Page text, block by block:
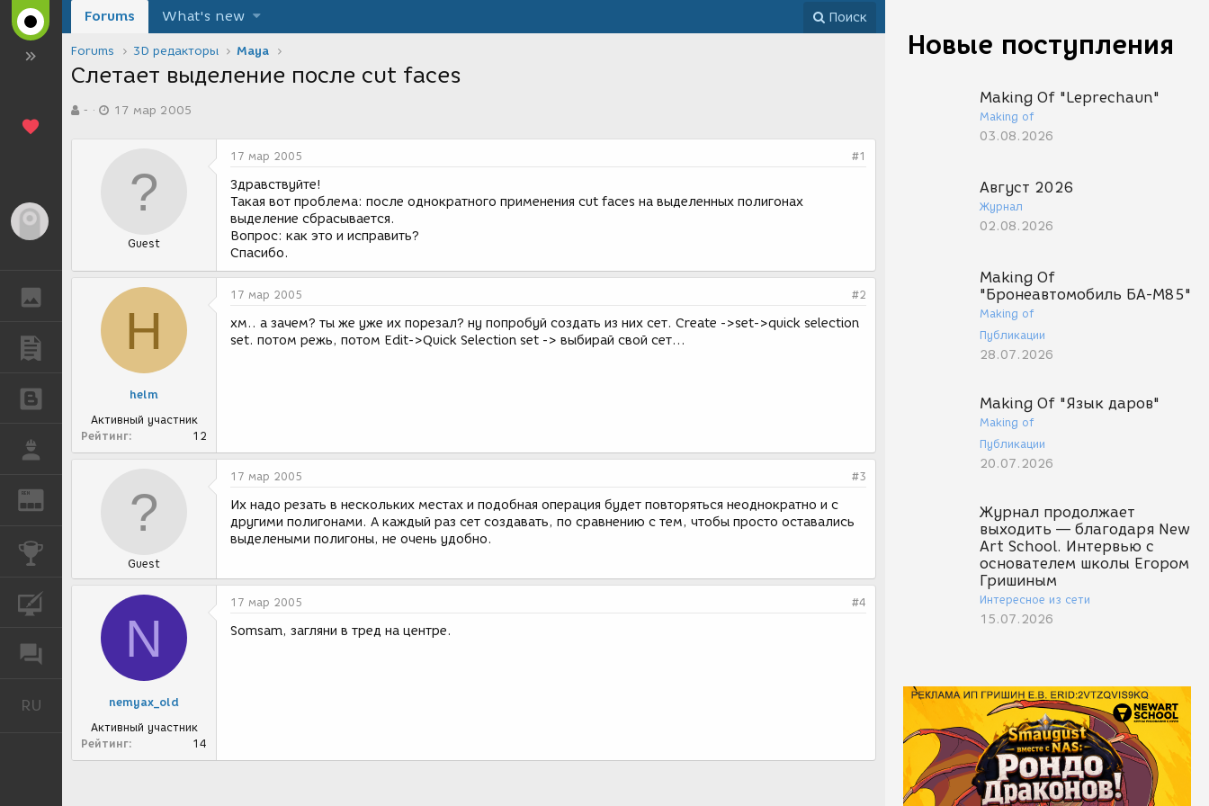
ГАЛЕРЕЯ
ПУБЛИКАЦИИ
REN
ФОРУМ
RU Русский
Новые поступления
Making Of "Leprechaun"
Making of
03.08.2026
Август 2026
Журнал
02.08.2026
Making Of
"Бронеавтомобиль БА-М85"
Making of
Публикации
28.07.2026
Making Of "Язык даров"
Making of
Публикации
20.07.2026
Журнал продолжает
выходить — благодаря New
Art School. Интервью с
основателем школы Егором
Гришиным
Интересное из сети
15.07.2026
Forums What's new Поиск
Forums 3D редакторы Maya
Слетает выделение после cut faces
в-
а
17 мар 2005
Guest
17 мар 2005 #1
Здравствуйте!
Такая вот проблема: после однократного применения cut faces на выделенных полигонах
выделение сбрасывается.
Вопрос: как это и исправить?
Спасибо.
H
helm
Активный участник
Рейтинг
12
17 мар 2005 #2
хм.. а зачем? ты же уже их порезал? ну попробуй создать из них сет. Create ->set->quick selection
set. потом режь, потом Edit->Quick Selection set -> выбирай свой сет...
Guest
17 мар 2005 #3
Их надо резать в нескольких местах и подобная операция будет повторяться неоднократно и с
другими полигонами. А каждый раз сет создавать, по сравнению с тем, чтобы просто оставались
выделеными полигоны, не очень удобно.
N
nemyax_old
Активный участник
Рейтинг
14
17 мар 2005 #4
Somsam, загляни в тред на центре.